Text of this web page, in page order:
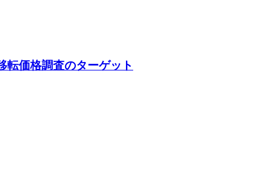
価格調査のターゲット